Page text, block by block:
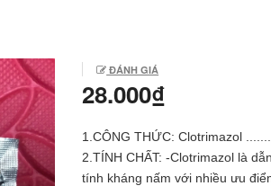
ĐÁNH GIÁ
28.000₫
1.CÔNG THỨC: Clotrimazol
2.TÍNH CHẤT: -Clotrimazol là
tính kháng nấm với nhiều ưu